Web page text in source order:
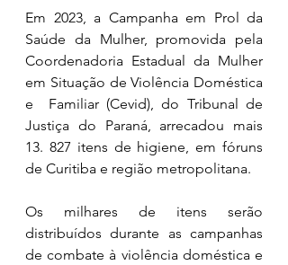
Em 2023, a Campanha em Prol da
Saúde da Mulher, promovida pela
Coordenadoria Estadual da Mulher
em Situação de Violência Doméstica
e  Familiar (Cevid), do Tribunal de
Justiça do Paraná, arrecadou mais
13. 827 itens de higiene, em fóruns
de Curitiba e região metropolitana.
Os milhares de itens serão
distribuídos durante as campanhas
de combate à violência doméstica e